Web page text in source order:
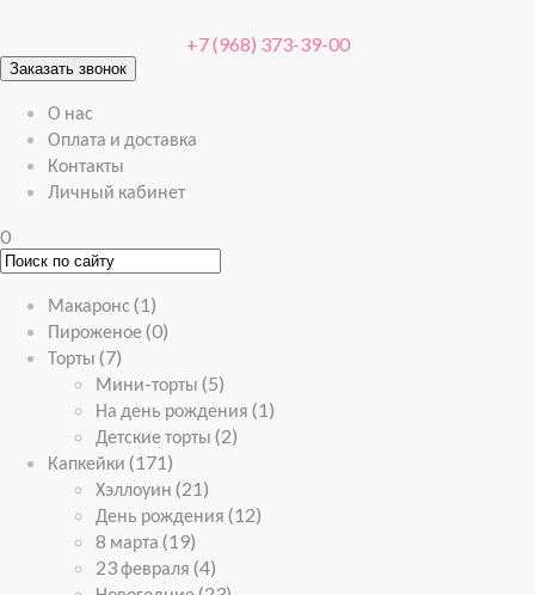
+7 (968) 373-39-00
Заказать звонок
О нас
Оплата и доставка
Контакты
Личный кабинет
0
Макаронс(1)
Пироженое(0)
Торты (7)
Мини-торты (5)
На день рождения (1)
Детские торты (2)
Капкейки (171)
Хэллоуин (21)
День рождения (12)
8 марта (19)
23 февраля (4)